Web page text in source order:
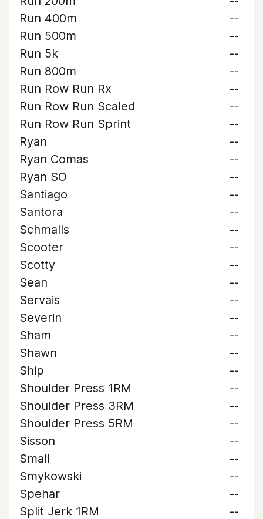
Run 400m
--
Run 500m
--
Run 5k
--
Run 800m
--
Run Row Run Rx
--
Run Row Run Scaled
--
Run Row Run Sprint
--
Ryan
--
Ryan Comas
--
Ryan SO
--
Santiago
--
Santora
--
Schmalls
--
Scooter
--
Scotty
--
Sean
--
Servais
--
Severin
--
Sham
--
Shawn
--
Ship
--
Shoulder Press 1RM
--
Shoulder Press 3RM
--
Shoulder Press 5RM
--
Sisson
--
Small
--
Smykowski
--
Spehar
--
Split Jerk 1RM
--